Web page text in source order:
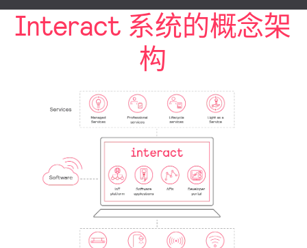
Interact 系统的概念架
构